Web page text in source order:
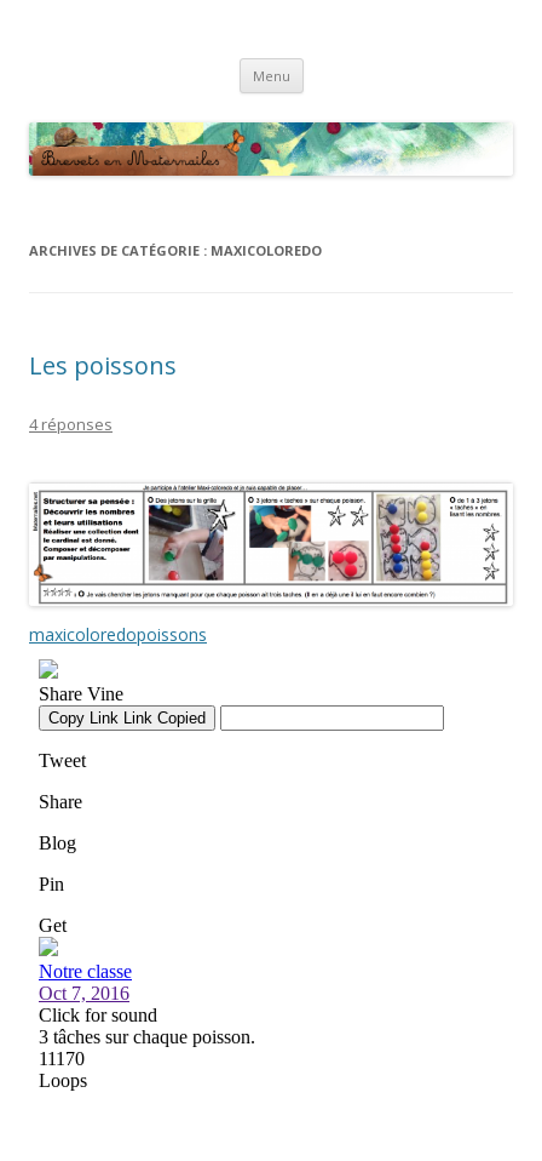
Menu Aller
contenu
ARCHIVES DE CATÉGORIE : MAXICOLOREDO
Les poissons
4 réponses
maxicoloredopoissons